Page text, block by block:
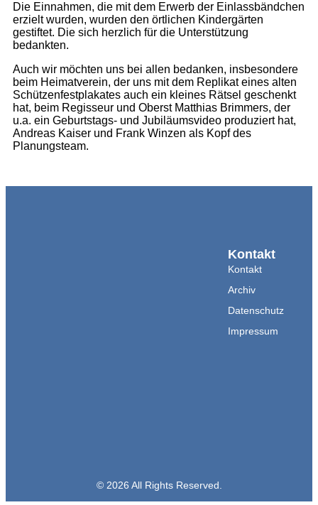
Die Einnahmen, die mit dem Erwerb der Einlassbändchen
erzielt wurden, wurden den örtlichen Kindergärten
gestiftet. Die sich herzlich für die Unterstützung
bedankten.
Auch wir möchten uns bei allen bedanken, insbesondere
beim Heimatverein, der uns mit dem Replikat eines alten
Schützenfestplakates auch ein kleines Rätsel geschenkt
hat, beim Regisseur und Oberst Matthias Brimmers, der
u.a. ein Geburtstags- und Jubiläumsvideo produziert hat,
Andreas Kaiser und Frank Winzen als Kopf des
Planungsteam.
Kontakt
Kontakt
Archiv
Datenschutz
Impressum
© 2026 All Rights Reserved.